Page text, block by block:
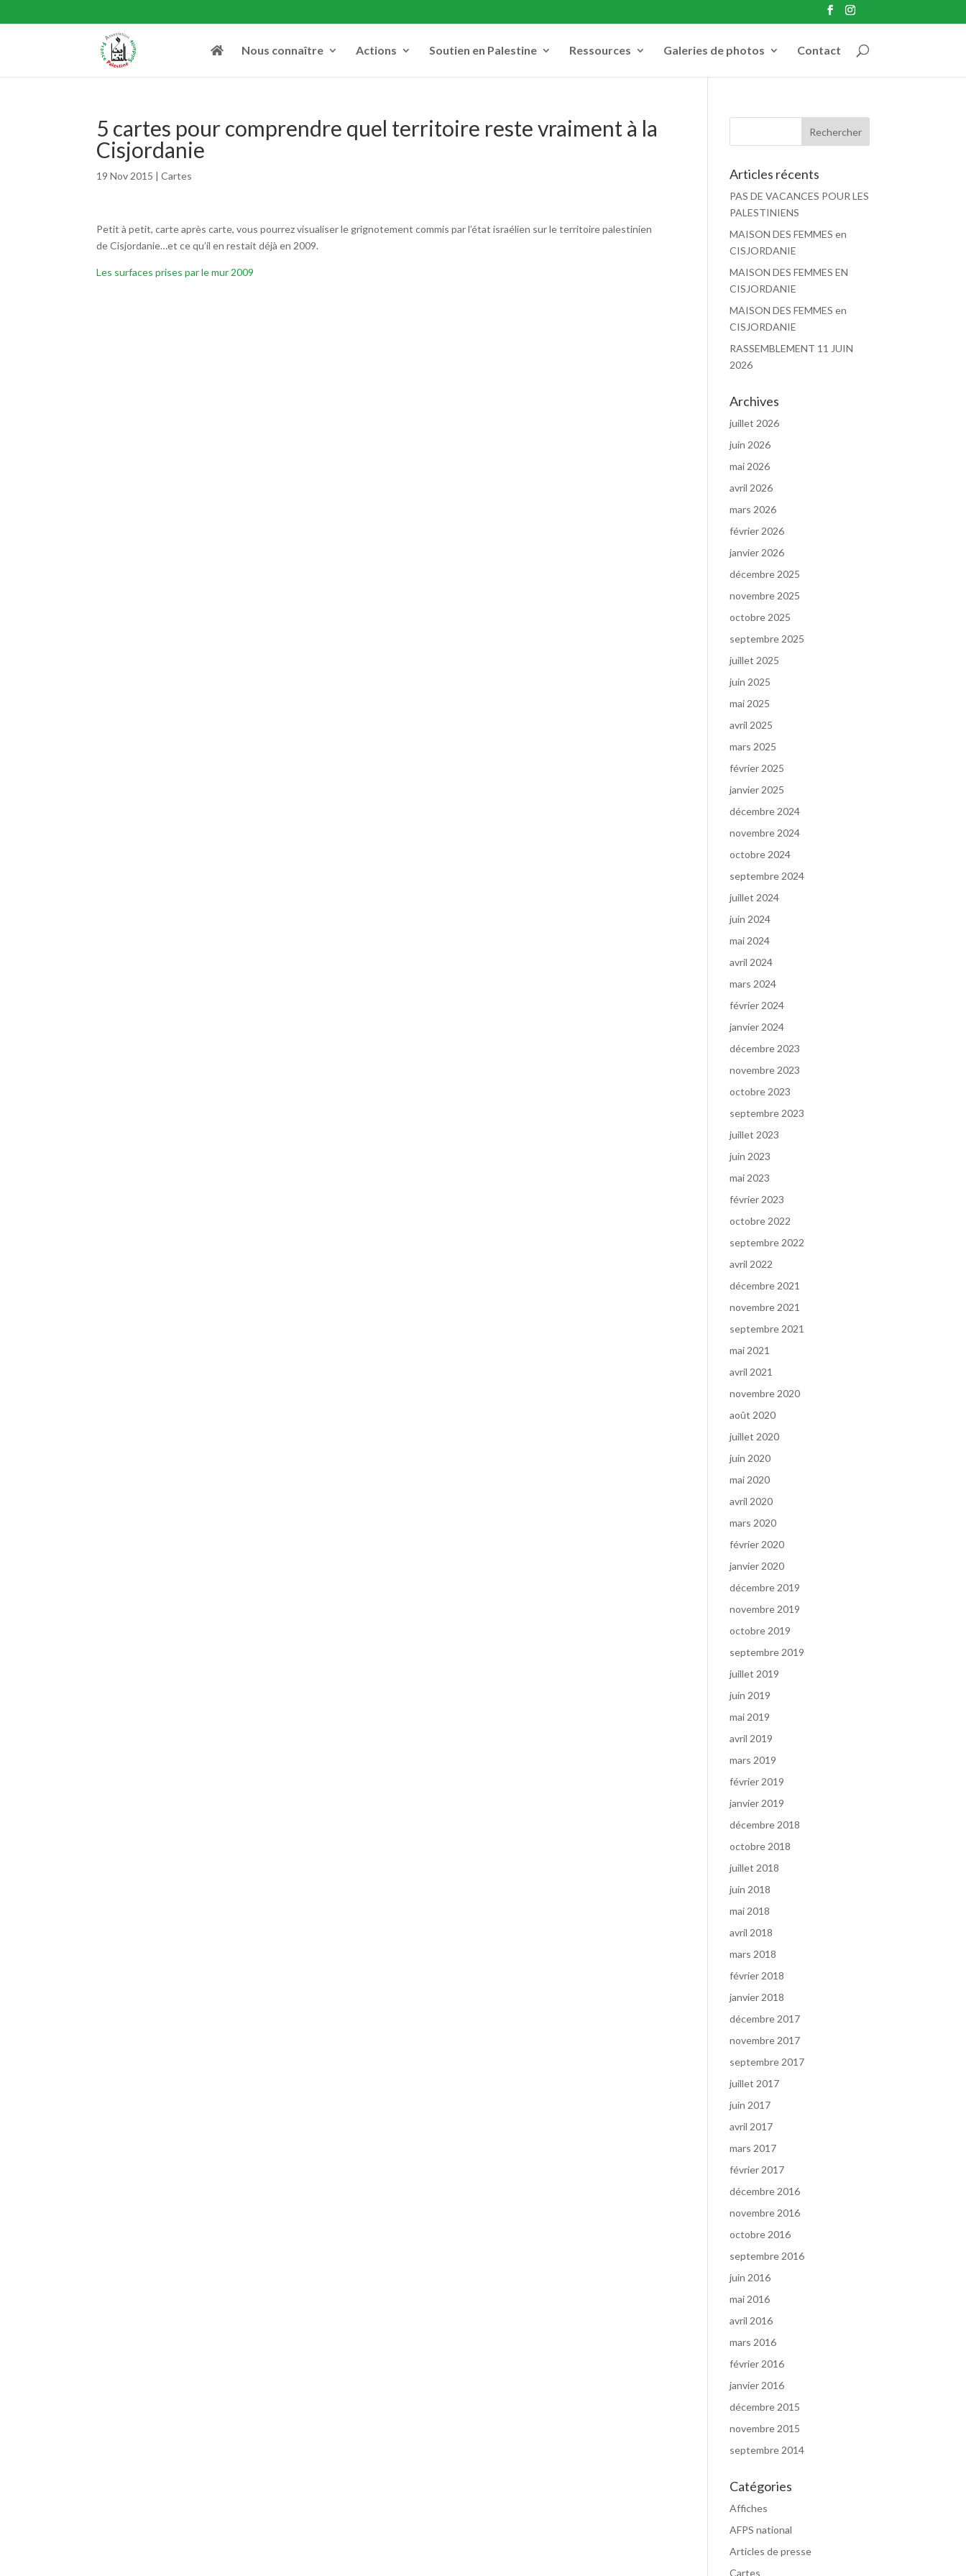
Nous connaître Actions Soutien en Palestine Ressources Galeries de photos Contact
5 cartes pour comprendre quel territoire reste vraiment à la
Cisjordanie
19 Nov 2015 |Cartes
Petit à petit, carte après carte, vous pourrez visualiser le grignotement commis par l’état israélien sur le territoire palestinien
de Cisjordanie…et ce qu’il en restait déjà en 2009.
Les surfaces prises par le mur 2009
Articles récents
PAS DE VACANCES POUR LES
PALESTINIENS
MAISON DES FEMMES en
CISJORDANIE
MAISON DES FEMMES EN
CISJORDANIE
MAISON DES FEMMES en
CISJORDANIE
RASSEMBLEMENT 11 JUIN
2026
Archives
juillet 2026
juin 2026
mai 2026
avril 2026
mars 2026
février 2026
janvier 2026
décembre 2025
novembre 2025
octobre 2025
septembre 2025
juillet 2025
juin 2025
mai 2025
avril 2025
mars 2025
février 2025
janvier 2025
décembre 2024
novembre 2024
octobre 2024
septembre 2024
juillet 2024
juin 2024
mai 2024
avril 2024
mars 2024
février 2024
janvier 2024
décembre 2023
novembre 2023
octobre 2023
septembre 2023
juillet 2023
juin 2023
mai 2023
février 2023
octobre 2022
septembre 2022
avril 2022
décembre 2021
novembre 2021
septembre 2021
mai 2021
avril 2021
novembre 2020
août 2020
juillet 2020
juin 2020
mai 2020
avril 2020
mars 2020
février 2020
janvier 2020
décembre 2019
novembre 2019
octobre 2019
septembre 2019
juillet 2019
juin 2019
mai 2019
avril 2019
mars 2019
février 2019
janvier 2019
décembre 2018
octobre 2018
juillet 2018
juin 2018
mai 2018
avril 2018
mars 2018
février 2018
janvier 2018
décembre 2017
novembre 2017
septembre 2017
juillet 2017
juin 2017
avril 2017
mars 2017
février 2017
décembre 2016
novembre 2016
octobre 2016
septembre 2016
juin 2016
mai 2016
avril 2016
mars 2016
février 2016
janvier 2016
décembre 2015
novembre 2015
septembre 2014
Catégories
Affiches
AFPS national
Articles de presse
Cartes